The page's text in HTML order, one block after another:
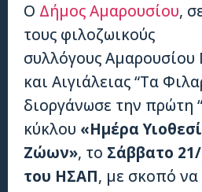
Ο Δήμος Αμαρουσίου,
τους φιλοζωικούς
συλλόγους Αμαρουσίου
και Αιγιάλειας “Τα
διοργάνωσε την πρώτη
κύκλου «Ημέρα
Ζώων», το Σάββατο
του ΗΣΑΠ, με σκοπό